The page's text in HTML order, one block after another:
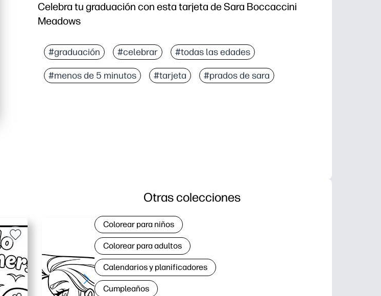
Celebra tu graduación con esta tarjeta de Sara Boccaccini
Meadows
#graduación #celebrar #todas las edades
#menos de 5 minutos #tarjeta #prados de sara
Otras colecciones
Colorear para niños
Colorear para adultos
Calendarios y planificadores
Cumpleaños